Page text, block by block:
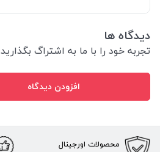
دیدگاه ها
تجربه خود را با ما به اشتراگ بگذارید
افزودن دیدگاه
محصولات اورجینال